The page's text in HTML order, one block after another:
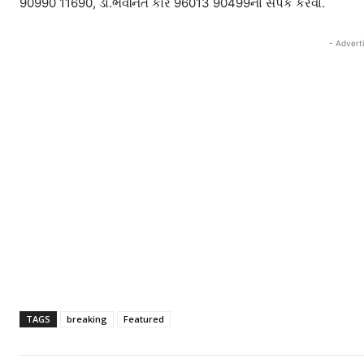
-
TAGS breaking Featured